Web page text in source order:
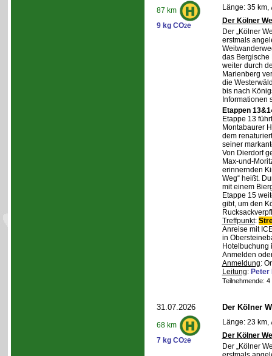
87 km
9 kg CO2e
Länge: 35 km,
Der Kölner
Der „Kölner
erstmals
das Bergische
weiter durch
Marienberg
die
bis nach
Informationen
Etappen
Etappe 13
Montabaurer
dem
seiner
Von Dierdorf
Max-und-
erinnernden
Weg“ heißt.
mit einem
Etappe 15
gibt, um den
Treffpunkt:
Anreise mit
in
Hotelbuchung
Anmelden
Anmeldung:
Leitung: Peter
Teilnehmende:
31.07.2026
68 km
7 kg CO2e
Der Kölner
Länge: 23 km,
Der Kölner
Der „Kölner